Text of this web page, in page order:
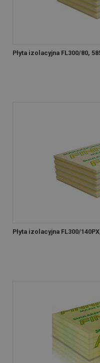
Płyta izolacyjna FL300/80,
Płyta izolacyjna FL300/